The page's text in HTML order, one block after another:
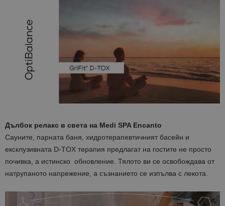
Дълбок релакс в света на Medi SPA Encanto
Сауните, парната баня, хидротерапевтичният басейн и
ексклузивната D-TOX терапия предлагат на гостите не просто
почивка, а истинско обновление. Тялото ви се освобождава от
натрупаното напрежение, а съзнанието се изпълва с лекота.